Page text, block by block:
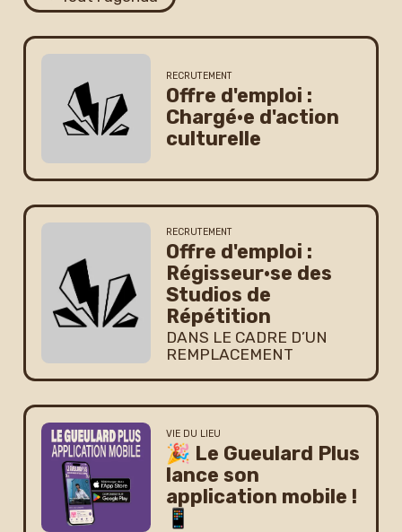
RECRUTEMENT
Offre d'emploi :
Chargé·e d'action
culturelle
RECRUTEMENT
Offre d'emploi :
Régisseur·se des
Studios de
Répétition
DANS LE CADRE D’UN
REMPLACEMENT
VIE DU LIEU
🎉 Le Gueulard Plus
lance son
application mobile !
📱